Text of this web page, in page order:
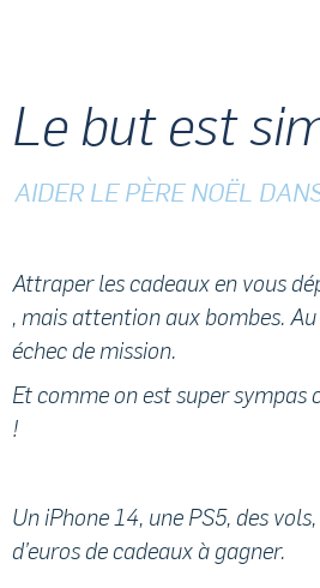
Le but est
AIDER LE PÈRE NOËL
Attraper les cadeaux en vous
, mais attention aux bombes. Au
échec de mission.
Et comme on est super sympas
!
Un iPhone 14, une PS5, des
d’euros de cadeaux à gagner.